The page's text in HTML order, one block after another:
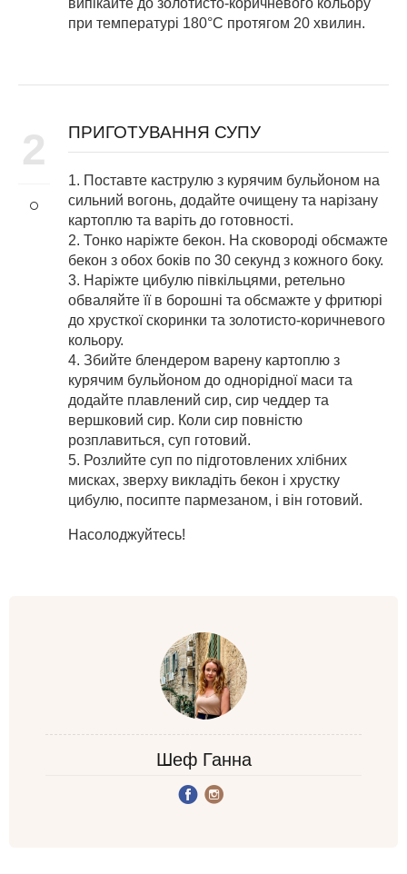
при температурі 180°C протягом 20 хвилин.
2 ПРИГОТУВАННЯ СУПУ
1. Поставте каструлю з курячим бульйоном на
сильний вогонь, додайте очищену та нарізану
картоплю та варіть до готовності.
2. Тонко наріжте бекон. На сковороді обсмажте
бекон з обох боків по 30 секунд з кожного боку.
3. Наріжте цибулю півкільцями, ретельно
обваляйте її в борошні та обсмажте у фритюрі
до хрусткої скоринки та золотисто-коричневого
кольору.
4. Збийте блендером варену картоплю з
курячим бульйоном до однорідної маси та
додайте плавлений сир, сир чеддер та
вершковий сир. Коли сир повністю
розплавиться, суп готовий.
5. Розлийте суп по підготовлених хлібних
мисках, зверху викладіть бекон і хрустку
цибулю, посипте пармезаном, і він готовий.
Насолоджуйтесь!
Шеф Ганна